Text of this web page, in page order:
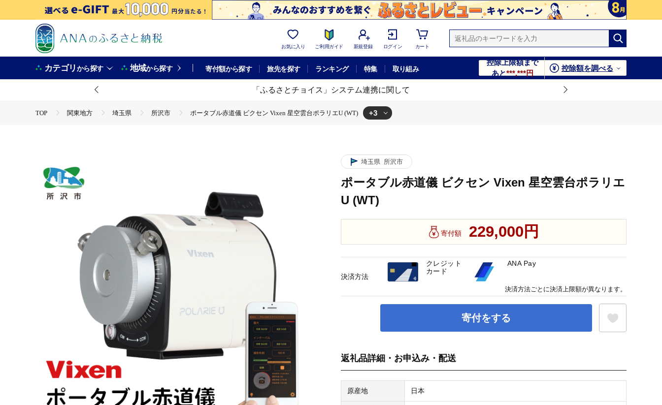
お気に入り ご利用ガイド 新規登録 ログイン カート
カテゴリから探す 地域から探す 寄付額から探す 旅先を探す ランキング 特集 取り組み
控除上限額まで
あと***,***円
控除額を調べる
「ふるさとチョイス」システム連携に関して
TOP 関東地方 埼玉県 所沢市 ポータブル赤道儀 ビクセン Vixen 星空雲台ポラリエU (WT) +3
埼玉県 所沢市
ポータブル赤道儀 ビクセン Vixen 星空雲台ポラリエ
U (WT)
寄付額 229,000円
寄付をする
返礼品詳細・お申込み・配送
原産地 日本
決済方法
クレジット
カード
ANA Pay
決済方法ごとに決済上限額が異なります。